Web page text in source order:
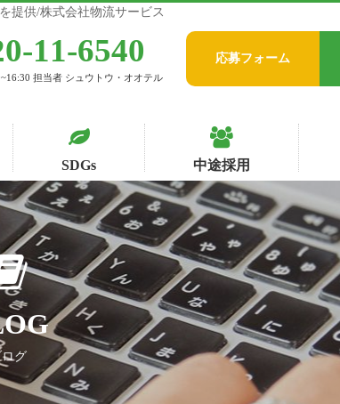
提供/株式会社物流サービス
SDGs 中途採用
応募フォーム
11-6540
担当者 シュウトウ・オオテル
ログ